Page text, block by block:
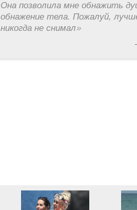
Она позволила мне обнажить
обнажение тела. Пожалуй,
никогда не снимал»